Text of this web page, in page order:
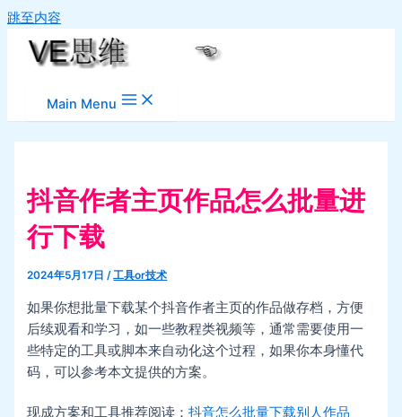
跳至内容
Main Menu
抖音作者主页作品怎么批量进
行下载
2024年5月17日/工具or技术
如果你想批量下载某个抖音作者主页的作品做存档，方便
后续观看和学习，如一些教程类视频等，通常需要使用一
些特定的工具或脚本来自动化这个过程，如果你本身懂代
码，可以参考本文提供的方案。
现成方案和工具推荐阅读：抖音怎么批量下载别人作品